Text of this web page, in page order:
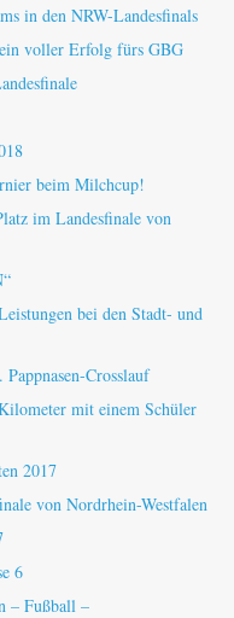
in den NRW-Landesfinals
voller Erfolg fürs GBG
beim Milchcup!
im Landesfinale von
bei den Stadt- und
Crosslauf
mit einem Schüler
2017
von Nordrhein-Westfalen
6
– Fußball –